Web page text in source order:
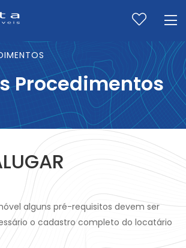
Procedimentos
alguns pré-requisitos devem ser
o cadastro completo do locatário